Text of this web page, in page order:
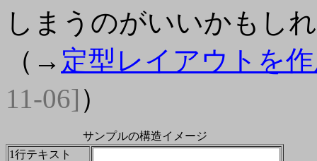
しまうのがいいかもし
（→ 定型レイアウトを
11-06] ）
サンプルの構造イメージ
1行テキスト